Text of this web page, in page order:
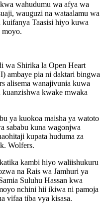
wahudumu wa afya wa
wauguzi na wataalamu wa
kuifanya Taasisi hiyo kuwa
moyo.
wa Shirika la Open Heart
ambaye pia ni daktari bingwa
alisema wanajivunia kuwa
kwake mwaka
ya kuokoa maisha ya watoto
sababu kuna wagonjwa
kupata huduma za
Wolfers.
kambi hiyo waliishukuru
na Rais wa Jamhuri ya
Suluhu Hassan kwa
nchini hii ikiwa ni pamoja
vifaa tiba vya kisasa.